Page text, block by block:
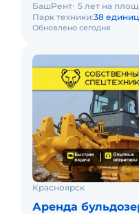
Обновлено сегодня
БашРент 5 лет на
Парк техники:38 единиц
Красноярск
Аренда